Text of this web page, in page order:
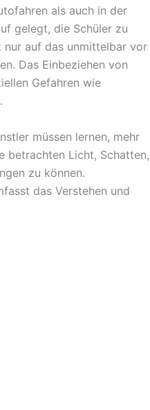
als auch in der
gelegt, die Schüler zu
nur auf das unmittelbar vor
Das Einbeziehen von
Gefahren wie
müssen lernen, mehr
betrachten Licht, Schatten,
zu können.
das Verstehen und